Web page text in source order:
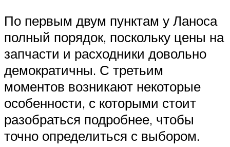
По первым двум пунктам у Ланоса
полный порядок, поскольку цены на
запчасти и расходники довольно
демократичны. С третьим
моментов возникают некоторые
особенности, с которыми стоит
разобраться подробнее, чтобы
точно определиться с выбором.